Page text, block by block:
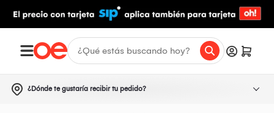
¿Dónde te gustaría recibir tu pedido?